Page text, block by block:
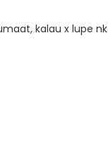
kalau x lupe nk